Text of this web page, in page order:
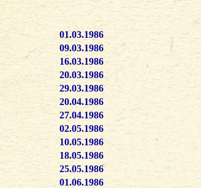
01.03.1986
09.03.1986
16.03.1986
20.03.1986
29.03.1986
20.04.1986
27.04.1986
02.05.1986
10.05.1986
18.05.1986
25.05.1986
01.06.1986